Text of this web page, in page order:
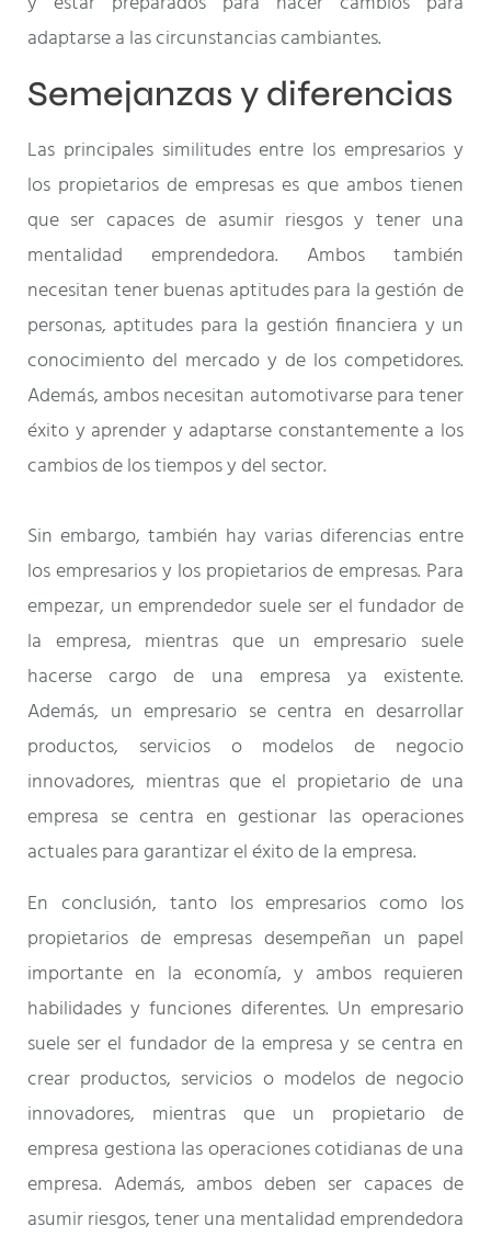
adaptarse a las circunstancias cambiantes.
Semejanzas y diferencias
Las principales similitudes entre los empresarios y
los propietarios de empresas es que ambos tienen
que ser capaces de asumir riesgos y tener una
mentalidad emprendedora. Ambos también
necesitan tener buenas aptitudes para la gestión de
personas, aptitudes para la gestión financiera y un
conocimiento del mercado y de los competidores.
Además, ambos necesitan automotivarse para tener
éxito y aprender y adaptarse constantemente a los
cambios de los tiempos y del sector.
Sin embargo, también hay varias diferencias entre
los empresarios y los propietarios de empresas. Para
empezar, un emprendedor suele ser el fundador de
la empresa, mientras que un empresario suele
hacerse cargo de una empresa ya existente.
Además, un empresario se centra en desarrollar
productos, servicios o modelos de negocio
innovadores, mientras que el propietario de una
empresa se centra en gestionar las operaciones
actuales para garantizar el éxito de la empresa.
En conclusión, tanto los empresarios como los
propietarios de empresas desempeñan un papel
importante en la economía, y ambos requieren
habilidades y funciones diferentes. Un empresario
suele ser el fundador de la empresa y se centra en
crear productos, servicios o modelos de negocio
innovadores, mientras que un propietario de
empresa gestiona las operaciones cotidianas de una
empresa. Además, ambos deben ser capaces de
asumir riesgos, tener una mentalidad emprendedora